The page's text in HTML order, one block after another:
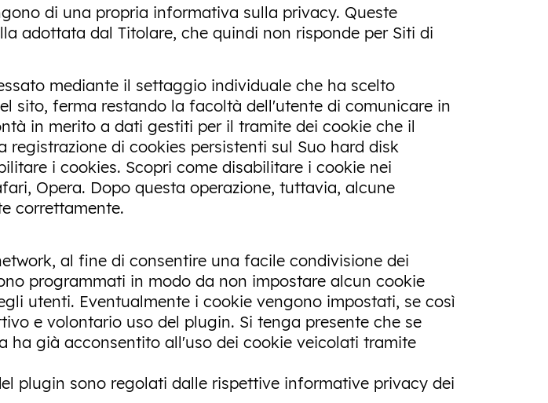
di una propria informativa sulla privacy. Queste
adottata dal Titolare, che quindi non risponde per Siti di
mediante il settaggio individuale che ha scelto
sito, ferma restando la facoltà dell'utente di comunicare in
in merito a dati gestiti per il tramite dei cookie che il
registrazione di cookies persistenti sul Suo hard disk
i cookies. Scopri come disabilitare i cookie nei
Opera. Dopo questa operazione, tuttavia, alcune
correttamente.
al fine di consentire una facile condivisione dei
programmati in modo da non impostare alcun cookie
utenti. Eventualmente i cookie vengono impostati, se così
e volontario uso del plugin. Si tenga presente che se
ha già acconsentito all'uso dei cookie veicolati tramite
plugin sono regolati dalle rispettive informative privacy dei